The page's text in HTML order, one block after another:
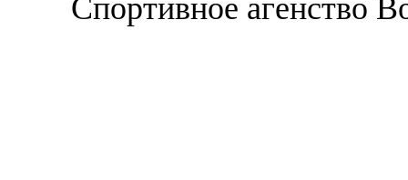
Спортивное агенство